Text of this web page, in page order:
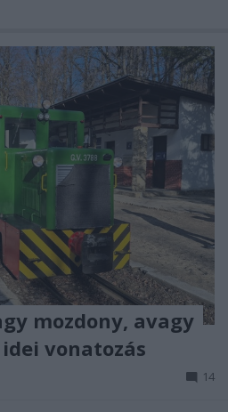
mozdony, avagy
vonatozás
14